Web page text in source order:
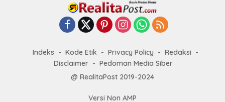
Indeks Kode Etik Privacy Policy
Redaksi
Disclaimer
Pedoman Media Siber
@ RealitaPost 2019-2024
Versi Non AMP